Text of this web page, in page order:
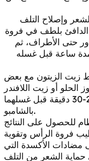
وإصلاح التلف
الدافئ بلطف في فروة
حتى الأطراف، ثم
ساعة قبل غسله
زيت الزيتون مع بعض
الحلو أو زيت اللافندر
وتطبيقهما على الشعر كقناع لمدة 20-30 دقيقة قبل غسلهما
بالشامبو.
للحصول على النتائج
فروة الرأس وتقوية
مضادات الأكسدة التي